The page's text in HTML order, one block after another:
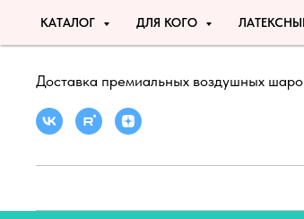
КАТАЛОГ ДЛЯ КОГО
Доставка премиальных воздушных